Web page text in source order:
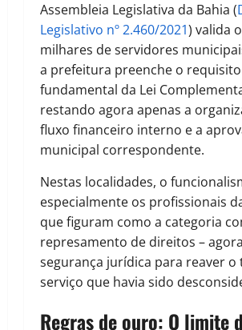
Assembleia Legislativa da Bahia (
Legislativo nº 2.460/2021) valida
milhares de servidores
a prefeitura preenche o requisito
fundamental da Lei
restando agora apenas a
fluxo financeiro interno e a
municipal correspondente.
Nestas localidades, o
especialmente os profissionais
que figuram como a categoria
represamento de direitos –
segurança jurídica para reaver o
serviço que havia sido
Regras de ouro: O limite